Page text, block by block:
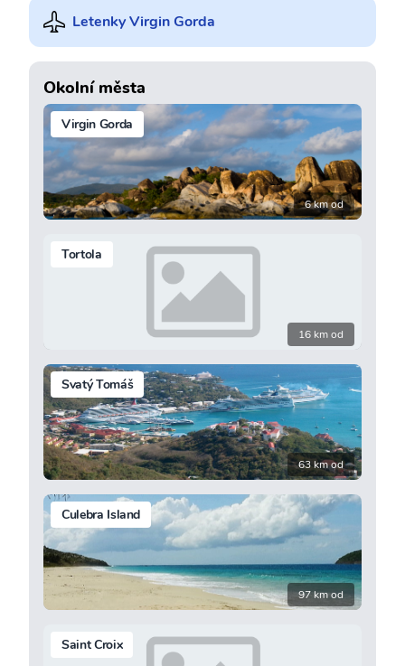
Letenky Virgin Gorda
Okolní města
Virgin Gorda
6 km od
Tortola
16 km od
Svatý Tomáš
63 km od
Culebra Island
97 km od
Saint Croix